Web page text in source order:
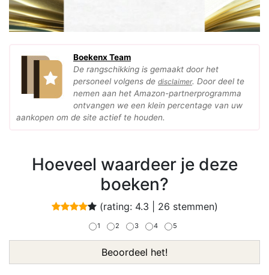
Boekenx Team
De rangschikking is gemaakt door het
personeel volgens de disclaimer. Door deel te
nemen aan het Amazon-partnerprogramma
ontvangen we een klein percentage van uw
aankopen om de site actief te houden.
Hoeveel waardeer je deze
boeken?
(rating: 4.3 26 stemmen)
1 2 3 4 5
Beoordeel het!